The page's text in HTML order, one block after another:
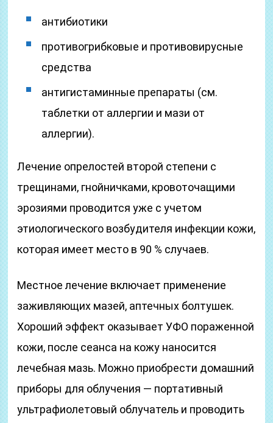
антибиотики
противогрибковые и противовирусные
средства
антигистаминные препараты (см.
таблетки от аллергии и мази от
аллергии).
Лечение опрелостей второй степени с
трещинами, гнойничками, кровоточащими
эрозиями проводится уже с учетом
этиологического возбудителя инфекции кожи,
которая имеет место в 90 % случаев.
Местное лечение включает применение
заживляющих мазей, аптечных болтушек.
Хороший эффект оказывает УФО пораженной
кожи, после сеанса на кожу наносится
лечебная мазь. Можно приобрести домашний
приборы для облучения — портативный
ультрафиолетовый облучатель и проводить